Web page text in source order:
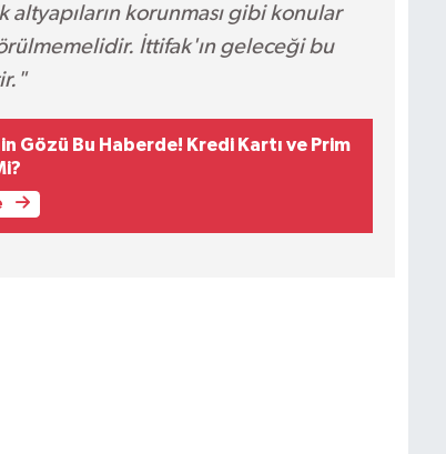
korunması gibi konular
İttifak'ın geleceği bu
Gözü Bu Haberde! Kredi Kartı ve Prim